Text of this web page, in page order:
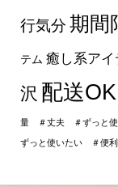
行気分 期間
テム 癒し系アイ
沢 配送OK
量 ＃丈夫 ＃ずっと使
ずっと使いたい ＃便